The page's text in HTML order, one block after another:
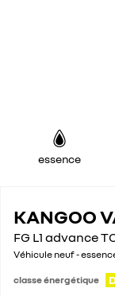
essence
KANGOO
FG L1 advance
Véhicule neuf -
classe énergétique